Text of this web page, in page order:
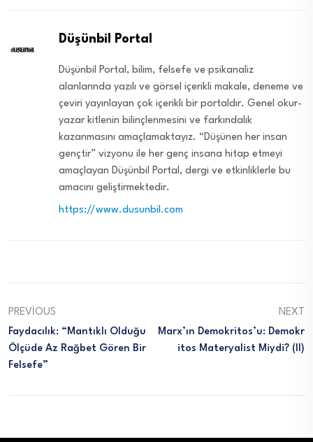
Düşünbil Portal
Düşünbil Portal, bilim, felsefe ve psikanaliz
alanlarında yazılı ve görsel içerikli makale, deneme ve
çeviri yayınlayan çok içerikli bir portaldır. Genel okur-
yazar kitlenin bilinçlenmesini ve farkındalık
kazanmasını amaçlamaktayız. “Düşünen her insan
gençtir” vizyonu ile her genç insana hitap etmeyi
amaçlayan Düşünbil Portal, dergi ve etkinliklerle bu
amacını geliştirmektedir.
https://www.dusunbil.com
PREVIOUS
Faydacılık: “Mantıklı Olduğu
Ölçüde Az Rağbet Gören Bir
Felsefe”
NEXT
Marx’ın Demokritos’u: Demokr
Itos Materyalist Miydi? (II)